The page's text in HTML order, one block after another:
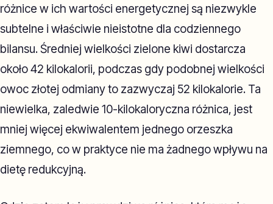
różnice w ich wartości energetycznej są niezwykle
subtelne i właściwie nieistotne dla codziennego
bilansu. Średniej wielkości zielone kiwi dostarcza
około 42 kilokalorii, podczas gdy podobnej wielkości
owoc złotej odmiany to zazwyczaj 52 kilokalorie. Ta
niewielka, zaledwie 10-kilokaloryczna różnica, jest
mniej więcej ekwiwalentem jednego orzeszka
ziemnego, co w praktyce nie ma żadnego wpływu na
dietę redukcyjną.